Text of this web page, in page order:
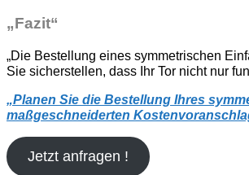
„Fazit“
„Die Bestellung eines symmetrischen
Sie sicherstellen, dass Ihr Tor nicht nur
„Planen Sie die Bestellung Ihres
maßgeschneiderten
Jetzt anfragen !